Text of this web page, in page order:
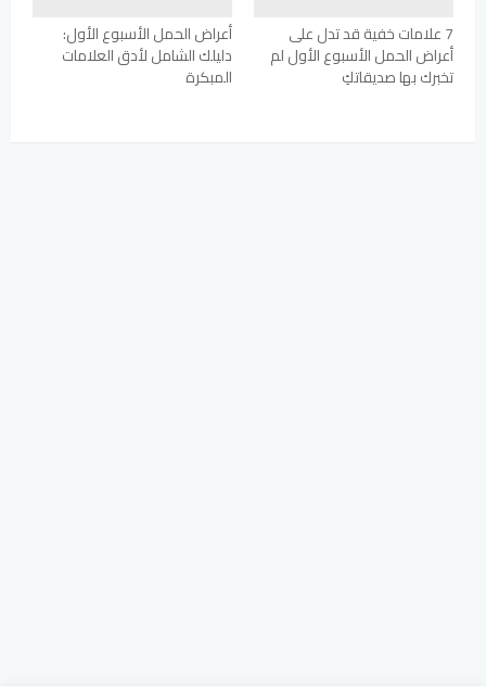
7 علامات خفية قد تدل على
أعراض الحمل الأسبوع الأول لم
تخبرك بها صديقاتكِ
أعراض الحمل الأسبوع الأول:
دليلك الشامل لأدق العلامات
المبكرة